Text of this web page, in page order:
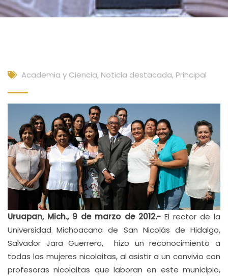
Academia y Ciencia, Noticia destacada, Principal
Uruapan, Mich., 9 de marzo de 2012.-El rector de la
Universidad Michoacana de San Nicolás de Hidalgo,
Salvador Jara Guerrero, hizo un reconocimiento a
todas las mujeres nicolaitas, al asistir a un convivio con
profesoras nicolaitas que laboran en este municipio,